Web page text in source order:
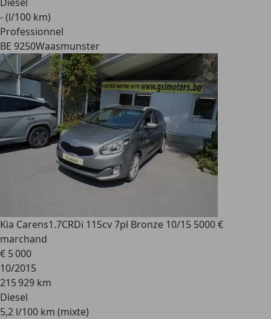
- (l/100 km)
Professionnel
BE 9250Waasmunster
Kia Carens1.7CRDi 115cv 7pl Bronze 10/15 5000 €
marchand
€ 5 000
10/2015
215 929 km
Diesel
5,2 l/100 km (mixte)